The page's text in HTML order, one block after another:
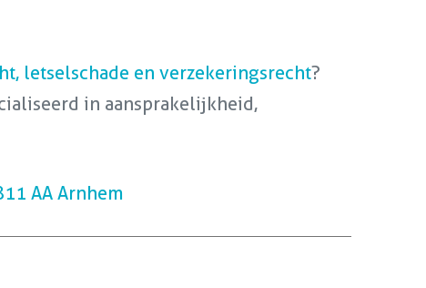
letselschade en verzekeringsrecht?
in aansprakelijkheid,
AA Arnhem